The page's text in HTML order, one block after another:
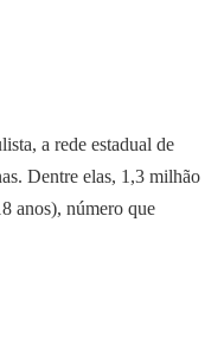
a rede estadual de
Dentre elas, 1,3 milhão
anos), número que